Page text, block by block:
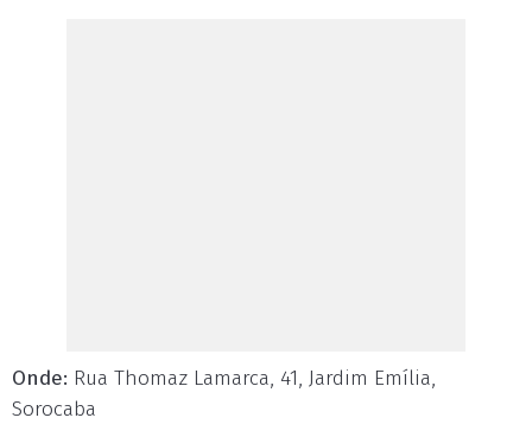
Onde: Rua Thomaz Lamarca, 41, Jardim Emília,
Sorocaba